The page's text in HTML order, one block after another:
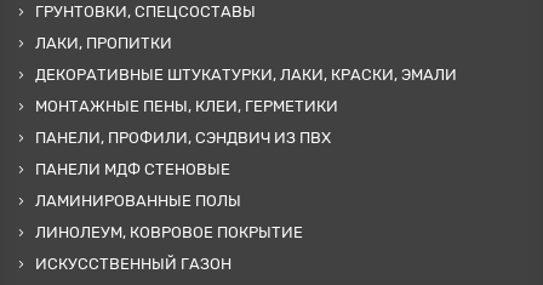
ГРУНТОВКИ, СПЕЦСОСТАВЫ
ЛАКИ, ПРОПИТКИ
ДЕКОРАТИВНЫЕ ШТУКАТУРКИ, ЛАКИ, КРАСКИ, ЭМАЛИ
МОНТАЖНЫЕ ПЕНЫ, КЛЕИ, ГЕРМЕТИКИ
ПАНЕЛИ, ПРОФИЛИ, СЭНДВИЧ ИЗ ПВХ
ПАНЕЛИ МДФ СТЕНОВЫЕ
ЛАМИНИРОВАННЫЕ ПОЛЫ
ЛИНОЛЕУМ, КОВРОВОЕ ПОКРЫТИЕ
ИСКУССТВЕННЫЙ ГАЗОН